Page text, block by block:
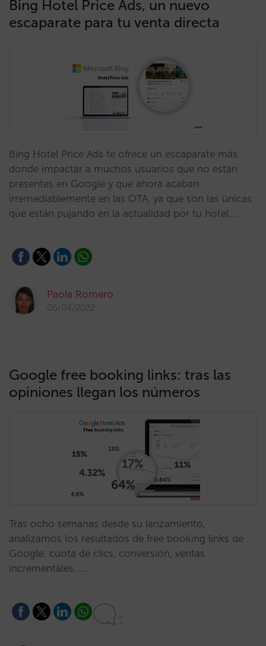
Bing Hotel Price Ads, un nuevo
escaparate para tu venta directa
Bing Hotel Price Ads te ofrece un escaparate más
donde impactar a muchos usuarios que no están
presentes en Google y que ahora acaban
irremediablemente en las OTA, ya que son las únicas
que están pujando en la actualidad por tu hotel.…
Paola Romero
06/04/2022
Google free booking links: tras las
opiniones llegan los números
Tras ocho semanas desde su lanzamiento,
analizamos los resultados de free booking links de
Google: cuota de clics, conversión, ventas
incrementales……
1